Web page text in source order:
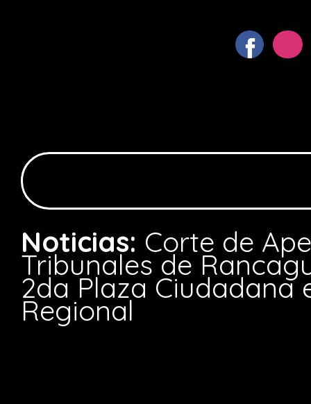
Noticias: Corte de
Tribunales de
2da Plaza Ciudadana
Regional